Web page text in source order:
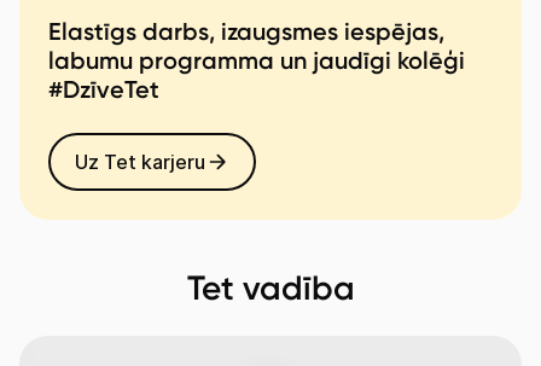
Elastīgs darbs, izaugsmes iespējas,
labumu programma un jaudīgi kolēģi
#DzīveTet
Uz Tet karjeru
Tet vadība